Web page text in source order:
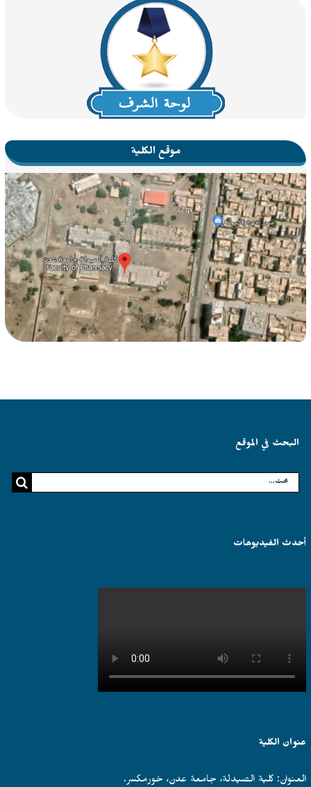
موقع الكلية
البحث في الموقع
البحث
أحدث الفيديوهات
عنوان الكلية
العنوان: كلية الصيدلة، جامعة عدن، خورمكسر.